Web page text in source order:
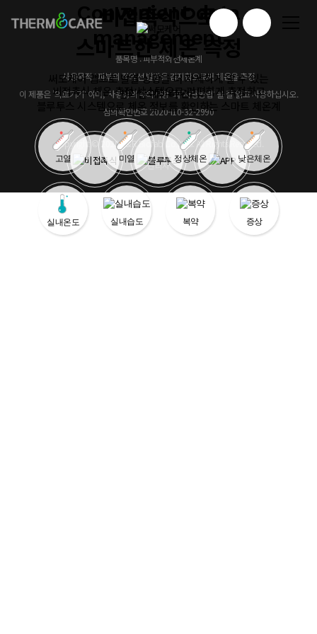
비접촉식으로
스마트한 체온 측정
비접촉식 체온 측정 시스템으로 간편하게 측정하고
블루투스 시스템으로 체온 정보를 확인하는 스마트 체온계
Convenient data
management
써모케어 앱으로 발열 상황을 더 자세하게 알 수 있는
편리한 데이터 관리
고열 미열 정상체온 낮은체온
실내온도 실내습도 복약 증상
품목명 : 피부적외선체온계
사용목적 : 피부의 적외선 발광을 감지함으로써 체온을 측정
이 제품은 '의료기기' 이며, '사용상의 주의사항' 과 '사용방법' 을 잘 읽고 사용하십시오.
심의확인번호 2020-I10-32-2990
Copyright © 2020 T&R Biofab Co., Ltd. All Rights Reserved.
관리자